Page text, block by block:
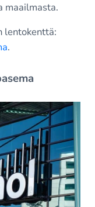
maailmasta.
lentokenttä:
.